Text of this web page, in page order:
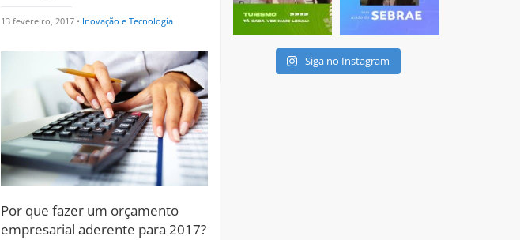
13 fevereiro, 2017 • Inovação e Tecnologia
Por que fazer um orçamento
empresarial aderente para 2017?
Siga no Instagram